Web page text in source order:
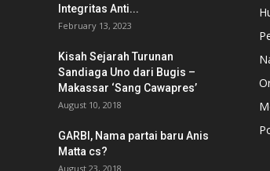
Integritas Anti...
February 13, 2023
Kisah Sejarah Turunan
Sandiaga Uno dari Bugis –
Makassar ‘Sang Cawapres’
August 10, 2018
GARBI, Nama partai baru Anis
Matta cs?
August 23, 2018